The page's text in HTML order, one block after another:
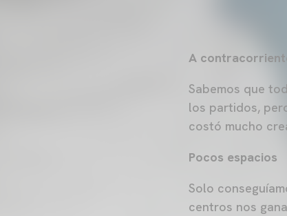
A
Sabemos que
los partidos,
costó mucho
Pocos espacios
Solo
centros nos